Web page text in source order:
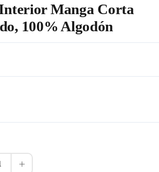
Manga Corta
100% Algodón